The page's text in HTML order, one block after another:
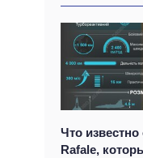
Что
Rafale,